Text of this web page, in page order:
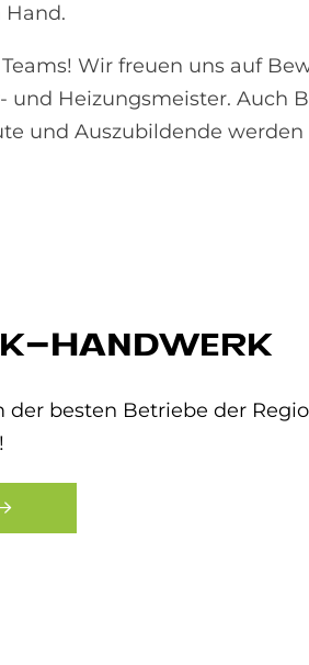
Wir freuen uns auf
Heizungsmeister. Auch
und Auszubildende
HANDWERK
der besten Betriebe der